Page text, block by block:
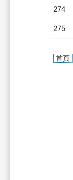
274
275
首頁